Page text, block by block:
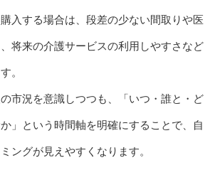
入する場合は、段差の少ない間取りや医
将来の介護サービスの利用しやすさなど
。
市況を意識しつつも、「いつ・誰と・ど
」という時間軸を明確にすることで、自
ングが見えやすくなります。